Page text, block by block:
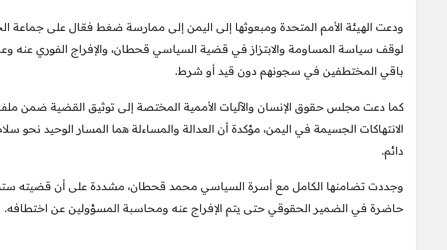
ودعت الهيئة الأمم المتحدة ومبعوثها إلى اليمن إلى ممارسة ضغط فعّال على جماعة
لوقف سياسة المساومة والابتزاز في قضية السياسي قحطان، والإفراج الفوري عنه
باقي المختطفين في سجونهم دون قيد أو شرط.
كما دعت مجلس حقوق الإنسان والآليات الأممية المختصة إلى توثيق القضية ضمن
الانتهاكات الجسيمة في اليمن، مؤكدة أن العدالة والمساءلة هما المسار الوحيد نحو
دائم.
وجددت تضامنها الكامل مع أسرة السياسي محمد قحطان، مشددة على أن قضيته
حاضرة في الضمير الحقوقي حتى يتم الإفراج عنه ومحاسبة المسؤولين عن اختطافه.